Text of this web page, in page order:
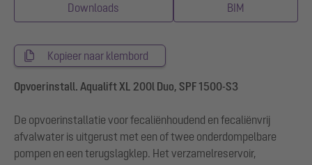
Downloads BIM
Kopieer naar klembord
Opvoerinstall. Aqualift XL 200l Duo, SPF 1500-S3
De opvoerinstallatie voor fecaliënhoudend en fecaliënvrij
afvalwater is uitgerust met een of twee onderdompelbare
pompen en een terugslagklep. Het verzamelreservoir,